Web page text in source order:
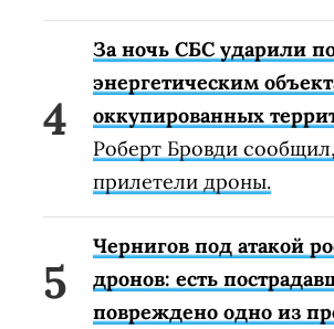
За ночь СБС ударили
энергетическим
оккупированных
Роберт Бровди
прилетели дроны.
Чернигов под атакой
дронов: есть
повреждено одно из